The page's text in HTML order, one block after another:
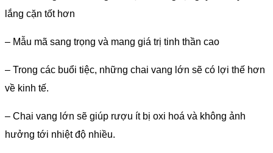
lắng cặn tốt hơn
– Mẫu mã sang trọng và mang giá trị tinh thần cao
– Trong các buổi tiệc, những chai vang lớn sẽ có lợi thế hơn
về kinh tế.
– Chai vang lớn sẽ giúp rượu ít bị oxi hoá và không ảnh
hưởng tới nhiệt độ nhiều.